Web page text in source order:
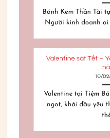
Bánh Kem Thần Tài
Người kinh doanh ai
Valentine sát Tết –
10/
Valentine tại Tiệm
ngọt, khởi đầu yêu